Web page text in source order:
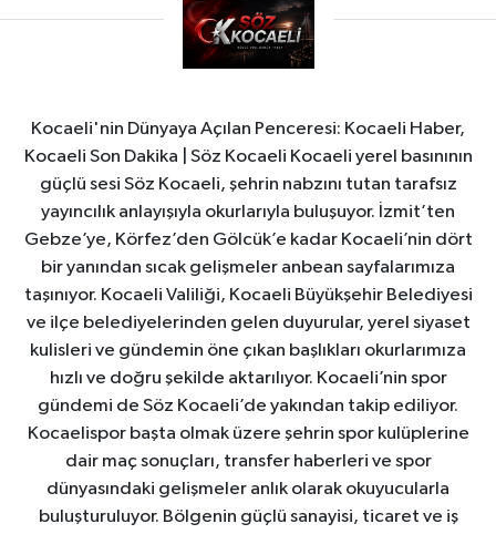
Kocaeli'nin Dünyaya Açılan Penceresi: Kocaeli Haber,
Kocaeli Son Dakika | Söz Kocaeli Kocaeli yerel basınının
güçlü sesi Söz Kocaeli, şehrin nabzını tutan tarafsız
yayıncılık anlayışıyla okurlarıyla buluşuyor. İzmit’ten
Gebze’ye, Körfez’den Gölcük’e kadar Kocaeli’nin dört
bir yanından sıcak gelişmeler anbean sayfalarımıza
taşınıyor. Kocaeli Valiliği, Kocaeli Büyükşehir Belediyesi
ve ilçe belediyelerinden gelen duyurular, yerel siyaset
kulisleri ve gündemin öne çıkan başlıkları okurlarımıza
hızlı ve doğru şekilde aktarılıyor. Kocaeli’nin spor
gündemi de Söz Kocaeli’de yakından takip ediliyor.
Kocaelispor başta olmak üzere şehrin spor kulüplerine
dair maç sonuçları, transfer haberleri ve spor
dünyasındaki gelişmeler anlık olarak okuyucularla
buluşturuluyor. Bölgenin güçlü sanayisi, ticaret ve iş